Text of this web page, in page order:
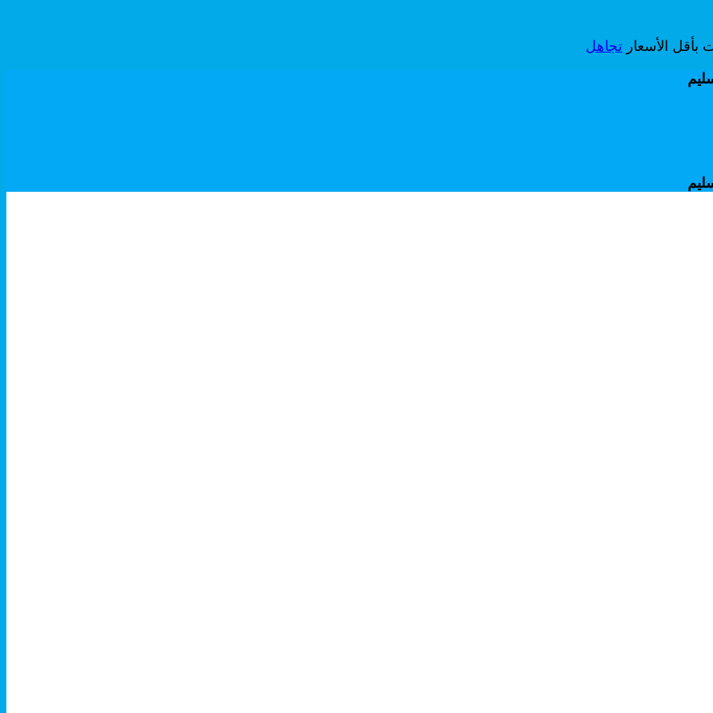
بأقل الأسعار تجاهل